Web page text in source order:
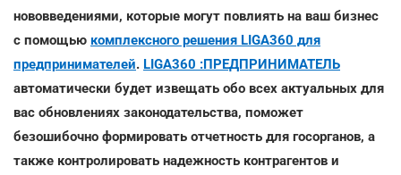
нововведениями, которые могут повлиять на ваш бизнес
с помощью комплексного решения LIGA360 для
предпринимателей. LIGA360 :ПРЕДПРИНИМАТЕЛЬ
автоматически будет извещать обо всех актуальных для
вас обновлениях законодательства, поможет
безошибочно формировать отчетность для госорганов, а
также контролировать надежность контрагентов и